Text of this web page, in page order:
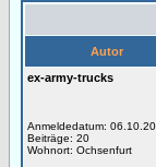
Autor
ex-army-trucks
Anmeldedatum:
Beiträge: 20
Wohnort: Ochsenfurt